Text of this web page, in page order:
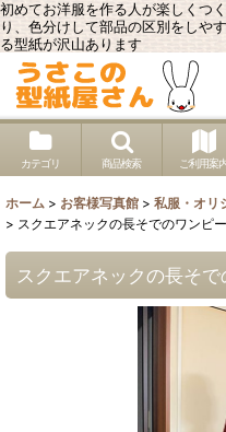
初めてお洋服を作る人が楽しくつ
り、色分けして部品の区別をしや
る型紙が沢山あります
カテゴリ 商品検索 ご利用案
ホーム > お客様写真館 > 私服・オリ
> スクエアネックの長そでのワンピ
スクエアネックの長そ